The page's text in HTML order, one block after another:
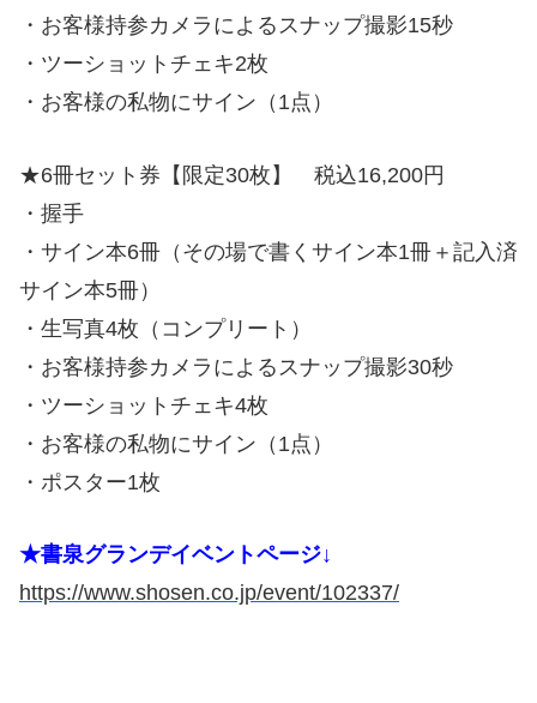
・お客様持参カメラによるスナップ撮影15秒
・ツーショットチェキ2枚
・お客様の私物にサイン（1点）
★6冊セット券【限定30枚】 税込16,200円
・握手
・サイン本6冊（その場で書くサイン本1冊＋記入済
サイン本5冊）
・生写真4枚（コンプリート）
・お客様持参カメラによるスナップ撮影30秒
・ツーショットチェキ4枚
・お客様の私物にサイン（1点）
・ポスター1枚
★書泉グランデイベントページ↓
https://www.shosen.co.jp/event/102337/